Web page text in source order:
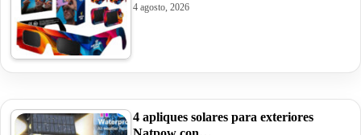
4 agosto, 2026
4 apliques solares para exteriores